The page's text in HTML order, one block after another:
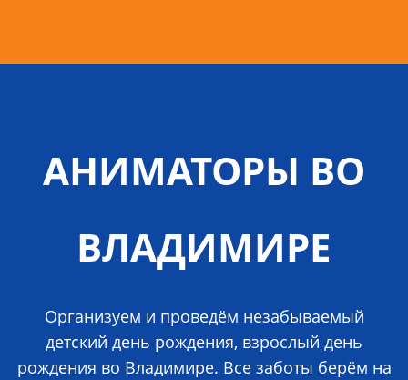
АНИМАТОРЫ ВО
ВЛАДИМИРЕ
Организуем и проведём незабываемый
детский день рождения, взрослый день
рождения во Владимире. Все заботы берём на